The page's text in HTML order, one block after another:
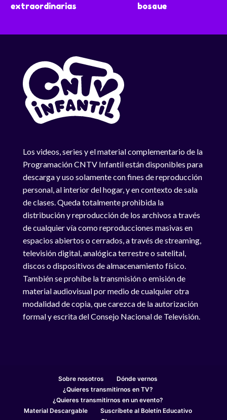
extraordinarias
bosque
Los videos, series y el material complementario de la
Programación CNTV Infantil están disponibles para
descarga y uso solamente con fines de reproducción
personal, al interior del hogar, y en contexto de sala
de clases. Queda totalmente prohibida la
distribución y reproducción de los archivos a través
de cualquier vía como reproducciones masivas en
espacios abiertos o cerrados, a través de streaming,
televisión digital, analógica terrestre o satelital,
discos o dispositivos de almacenamiento físico.
También se prohíbe la transmisión o emisión de
material audiovisual por medio de cualquier otra
modalidad de copia, que carezca de la autorización
formal y escrita del Consejo Nacional de Televisión.
Sobre nosotros
Dónde vernos
¿Quieres transmitirnos en TV?
¿Quieres transmitirnos en un evento?
Material Descargable
Suscríbete al Boletín Educativo